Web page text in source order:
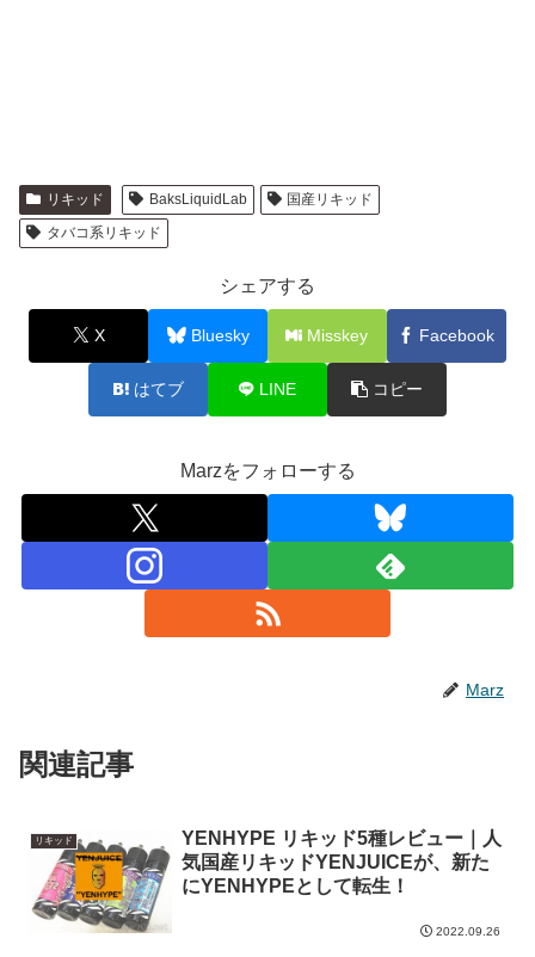
リキッド BaksLiquidLab
国産リキッド
タバコ系リキッド
シェアする
X Bluesky Misskey Facebook
はてブ LINE コピー
Marzをフォローする
Marz
関連記事
リキッド
YENHYPE リキッド5種レビュー｜人
気国産リキッドYENJUICEが、新た
にYENHYPEとして転生！
2022.09.26